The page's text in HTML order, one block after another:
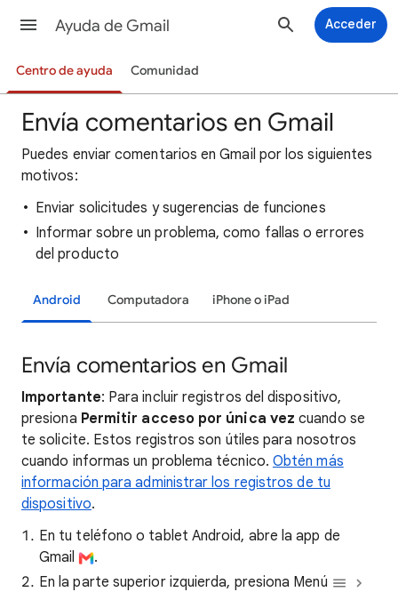
Ayuda de Gmail Acceder
Centro de ayuda Comunidad
Envía comentarios en Gmail
Puedes enviar comentarios en Gmail por los siguientes
motivos:
Enviar solicitudes y sugerencias de funciones
Informar sobre un problema, como fallas o errores
del producto
Android Computadora iPhone o iPad
Envía comentarios en Gmail
Importante: Para incluir registros del dispositivo,
presiona Permitir acceso por única vez cuando se
te solicite. Estos registros son útiles para nosotros
cuando informas un problema técnico. Obtén más
información para administrar los registros de tu
dispositivo.
En tu teléfono o tablet Android, abre la app de
Gmail
.
En la parte superior izquierda, presiona Menú